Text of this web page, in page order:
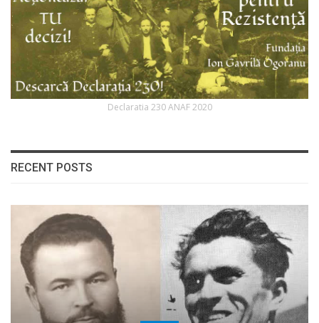
Declaratia 230 ANAF 2020
RECENT POSTS